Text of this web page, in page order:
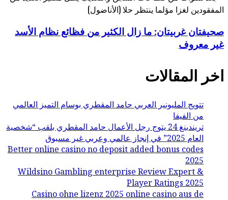
صحيفتان غربيتان: ما زال الكثير من فظائع نظام الأسد
غير معروف
اخر المقالات
تتويج المليونير العربي حامد المقطري بوسام التميز العالمي
من الفيفا
تريندينغ 24 يتوج رجل الأعمال حامد المقطري بلقب “شخصية
العام 2025” في إنجاز عالمي وعربي غير مسبوق
Better online casino no deposit added bonus codes
2025
Wildsino Gambling enterprise Review Expert &
Player Ratings 2025
Casino ohne lizenz 2025 online casino aus de